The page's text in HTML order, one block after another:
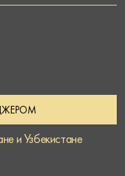
и Узбекистане